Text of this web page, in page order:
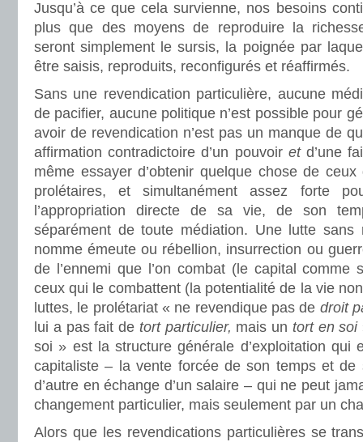
Jusqu’à ce que cela survienne, nos besoins
plus que des moyens de reproduire la
seront simplement le sursis, la poignée par
être saisis, reproduits, reconfigurés et réaffirmés.
Sans une revendication particulière, aucune
de pacifier, aucune politique n’est possible pour
avoir de revendication n’est pas un manque de
affirmation contradictoire d’un pouvoir etd’une
même essayer d’obtenir quelque chose de
prolétaires, et simultanément assez forte
l’appropriation directe de sa vie, de son
séparément de toute médiation. Une lutte sans
nomme émeute ou rébellion, insurrection ou
de l’ennemi que l’on combat (le capital comme
ceux qui le combattent (la potentialité de la vie
luttes, le prolétariat « ne revendique pas de droit
lui a pas fait de tort particulier, mais un tort en soi
soi » est la structure générale d’exploitation
capitaliste – la vente forcée de son temps et de
d’autre en échange d’un salaire – qui ne peut
changement particulier, mais seulement par un
Alors que les revendications particulières se